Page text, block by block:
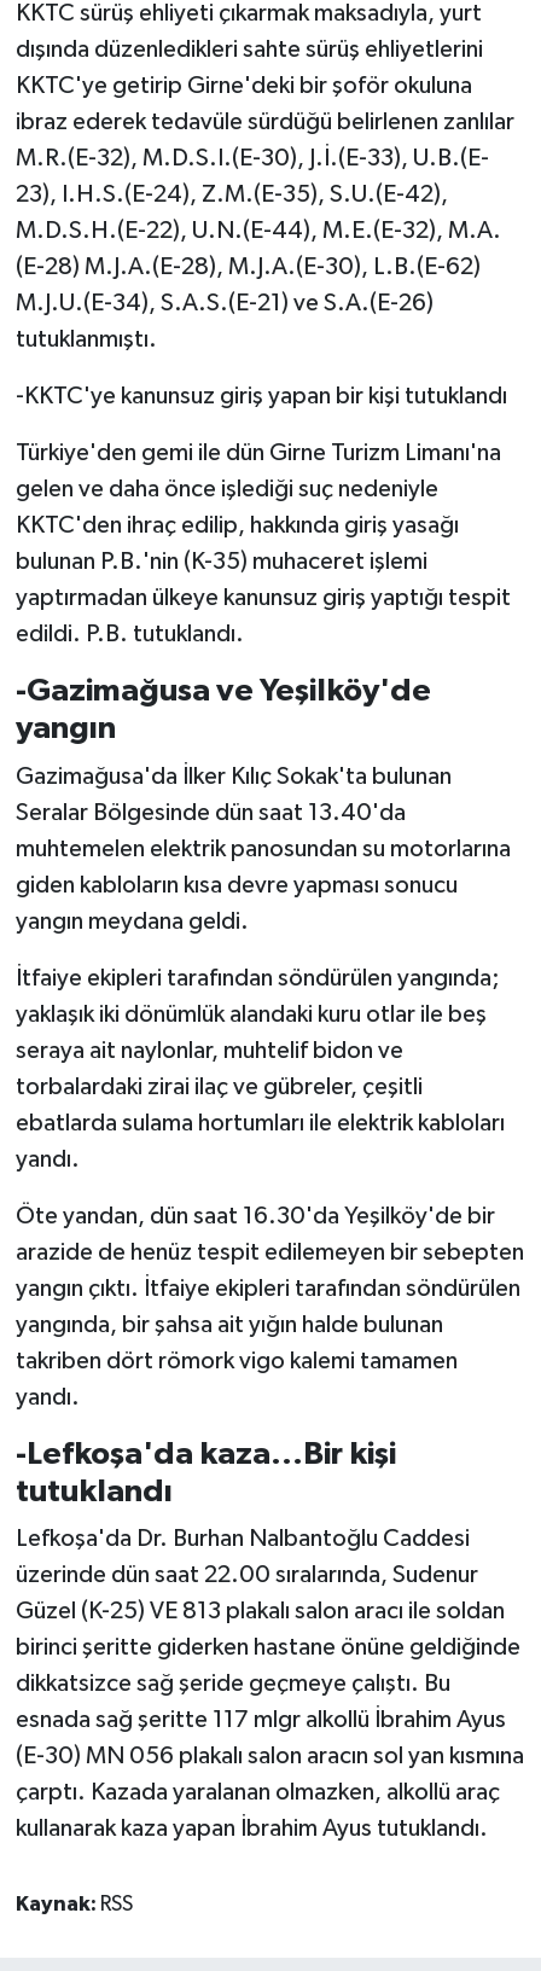
KKTC sürüş ehliyeti çıkarmak maksadıyla, yurt
dışında düzenledikleri sahte sürüş ehliyetlerini
KKTC'ye getirip Girne'deki bir şoför okuluna
ibraz ederek tedavüle sürdüğü belirlenen zanlılar
M.R.(E-32), M.D.S.I.(E-30), J.İ.(E-33), U.B.(E-
23), I.H.S.(E-24), Z.M.(E-35), S.U.(E-42),
M.D.S.H.(E-22), U.N.(E-44), M.E.(E-32), M.A.
(E-28) M.J.A.(E-28), M.J.A.(E-30), L.B.(E-62)
M.J.U.(E-34), S.A.S.(E-21) ve S.A.(E-26)
tutuklanmıştı.
-KKTC'ye kanunsuz giriş yapan bir kişi tutuklandı
Türkiye'den gemi ile dün Girne Turizm Limanı'na
gelen ve daha önce işlediği suç nedeniyle
KKTC'den ihraç edilip, hakkında giriş yasağı
bulunan P.B.'nin (K-35) muhaceret işlemi
yaptırmadan ülkeye kanunsuz giriş yaptığı tespit
edildi. P.B. tutuklandı.
-Gazimağusa ve Yeşilköy'de
yangın
Gazimağusa'da İlker Kılıç Sokak'ta bulunan
Seralar Bölgesinde dün saat 13.40'da
muhtemelen elektrik panosundan su motorlarına
giden kabloların kısa devre yapması sonucu
yangın meydana geldi.
İtfaiye ekipleri tarafından söndürülen yangında;
yaklaşık iki dönümlük alandaki kuru otlar ile beş
seraya ait naylonlar, muhtelif bidon ve
torbalardaki zirai ilaç ve gübreler, çeşitli
ebatlarda sulama hortumları ile elektrik kabloları
yandı.
Öte yandan, dün saat 16.30'da Yeşilköy'de bir
arazide de henüz tespit edilemeyen bir sebepten
yangın çıktı. İtfaiye ekipleri tarafından söndürülen
yangında, bir şahsa ait yığın halde bulunan
takriben dört römork vigo kalemi tamamen
yandı.
-Lefkoşa'da kaza...Bir kişi
tutuklandı
Lefkoşa'da Dr. Burhan Nalbantoğlu Caddesi
üzerinde dün saat 22.00 sıralarında, Sudenur
Güzel (K-25) VE 813 plakalı salon aracı ile soldan
birinci şeritte giderken hastane önüne geldiğinde
dikkatsizce sağ şeride geçmeye çalıştı. Bu
esnada sağ şeritte 117 mlgr alkollü İbrahim Ayus
(E-30) MN 056 plakalı salon aracın sol yan kısmına
çarptı. Kazada yaralanan olmazken, alkollü araç
kullanarak kaza yapan İbrahim Ayus tutuklandı.
Kaynak: RSS